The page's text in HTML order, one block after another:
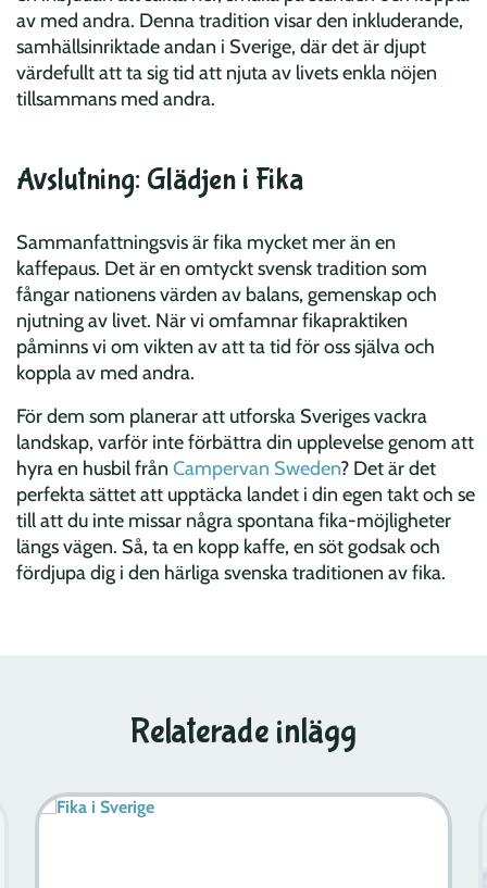
av med andra. Denna tradition visar den inkluderande,
samhällsinriktade andan i Sverige, där det är djupt
värdefullt att ta sig tid att njuta av livets enkla nöjen
tillsammans med andra.
Avslutning: Glädjen i Fika
Sammanfattningsvis är fika mycket mer än en
kaffepaus. Det är en omtyckt svensk tradition som
fångar nationens värden av balans, gemenskap och
njutning av livet. När vi omfamnar fikapraktiken
påminns vi om vikten av att ta tid för oss själva och
koppla av med andra.
För dem som planerar att utforska Sveriges vackra
landskap, varför inte förbättra din upplevelse genom att
hyra en husbil från Campervan Sweden? Det är det
perfekta sättet att upptäcka landet i din egen takt och se
till att du inte missar några spontana fika-möjligheter
längs vägen. Så, ta en kopp kaffe, en söt godsak och
fördjupa dig i den härliga svenska traditionen av fika.
Relaterade inlägg